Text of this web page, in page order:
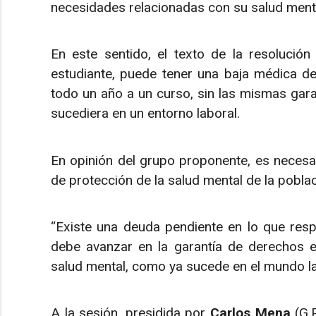
necesidades relacionadas con su salud
En este sentido, el texto de la
estudiante, puede tener una baja médica
todo un año a un curso, sin las mismas
sucediera en un entorno laboral.
En opinión del grupo proponente, es
de protección de la salud mental de la
“Existe una deuda pendiente en lo que
debe avanzar en la garantía de derechos
salud mental, como ya sucede en el mundo